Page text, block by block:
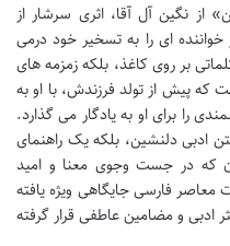
نگین آل آقا، اثری سرشار از
ای را به تسخیر خود درمی
بر روی کاغذ، بلکه زمزمه های
که پیش از تولد فرزندش، با او به
را برای او به یادگار می گذارد.
ادبی دلنشین، بلکه یک راهنمای
که در جست وجوی معنا و امید
معاصر فارسی جایگاهی ویژه یافته
ادبی و مضامین عاطفی قرار گرفته